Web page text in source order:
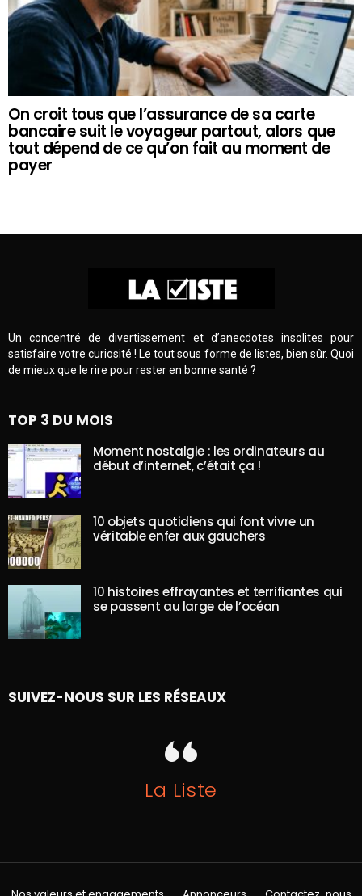
On croit tous que l’assurance de sa carte
bancaire suit le voyageur partout, alors que
tout dépend de ce qu’on fait au moment de
payer
Un concentré de divertissement et d’anecdotes insolites pour
satisfaire votre curiosité ! Le tout sous forme de listes, bien sûr. Quoi
de mieux que le rire pour rester en bonne santé ?
TOP 3 DU MOIS
Moment nostalgie : les ordinateurs au
début d’internet, c’était ça !
10 objets quotidiens qui font vivre un
véritable enfer aux gauchers
10 histoires effrayantes et terrifiantes qui
se passent au large de l’océan
SUIVEZ-NOUS SUR LES RÉSEAUX
La Liste